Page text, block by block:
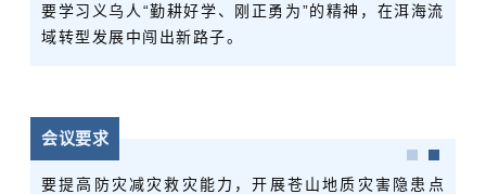
要学习义乌人“勤耕好学、刚正勇为”的精神，在洱海流
域转型发展中闯出新路子。
会议要求
要提高防灾减灾救灾能力，开展苍山地质灾害隐患点